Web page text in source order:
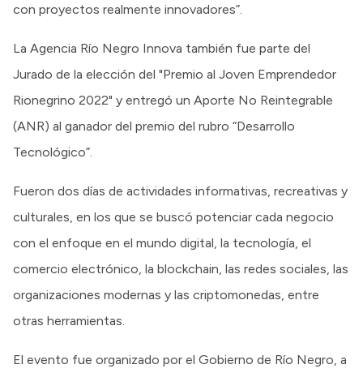
con proyectos realmente innovadores”.
La Agencia Río Negro Innova también fue parte del
Jurado de la elección del "Premio al Joven Emprendedor
Rionegrino 2022" y entregó un Aporte No Reintegrable
(ANR) al ganador del premio del rubro “Desarrollo
Tecnológico”.
Fueron dos días de actividades informativas, recreativas y
culturales, en los que se buscó potenciar cada negocio
con el enfoque en el mundo digital, la tecnología, el
comercio electrónico, la blockchain, las redes sociales, las
organizaciones modernas y las criptomonedas, entre
otras herramientas.
El evento fue organizado por el Gobierno de Río Negro, a